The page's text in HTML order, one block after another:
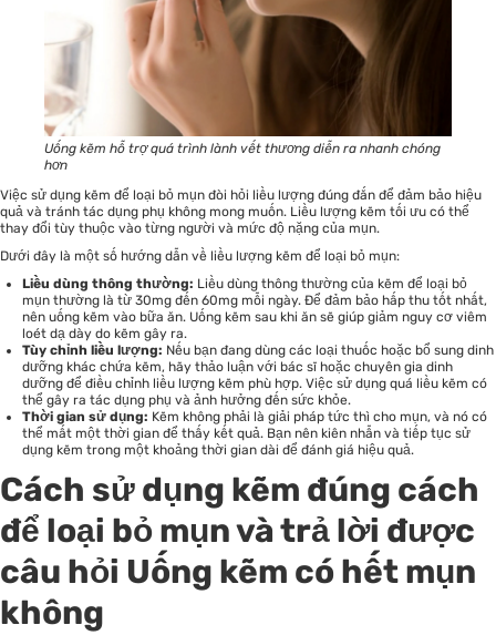
Uống kẽm hỗ trợ quá trình lành vết thương diễn ra nhanh chóng
hơn
Việc sử dụng kẽm để loại bỏ mụn đòi hỏi liều lượng đúng đắn để đảm bảo hiệu
quả và tránh tác dụng phụ không mong muốn. Liều lượng kẽm tối ưu có thể
thay đổi tùy thuộc vào từng người và mức độ nặng của mụn.
Dưới đây là một số hướng dẫn về liều lượng kẽm để loại bỏ mụn:
Liều dùng thông thường: Liều dùng thông thường của kẽm để loại bỏ
mụn thường là từ 30mg đến 60mg mỗi ngày. Để đảm bảo hấp thu tốt nhất,
nên uống kẽm vào bữa ăn. Uống kẽm sau khi ăn sẽ giúp giảm nguy cơ viêm
loét dạ dày do kẽm gây ra.
Tùy chỉnh liều lượng: Nếu bạn đang dùng các loại thuốc hoặc bổ sung dinh
dưỡng khác chứa kẽm, hãy thảo luận với bác sĩ hoặc chuyên gia dinh
dưỡng để điều chỉnh liều lượng kẽm phù hợp. Việc sử dụng quá liều kẽm có
thể gây ra tác dụng phụ và ảnh hưởng đến sức khỏe.
Thời gian sử dụng: Kẽm không phải là giải pháp tức thì cho mụn, và nó có
thể mất một thời gian để thấy kết quả. Bạn nên kiên nhẫn và tiếp tục sử
dụng kẽm trong một khoảng thời gian dài để đánh giá hiệu quả.
Cách sử dụng kẽm đúng cách
để loại bỏ mụn và trả lời được
câu hỏi Uống kẽm có hết mụn
không